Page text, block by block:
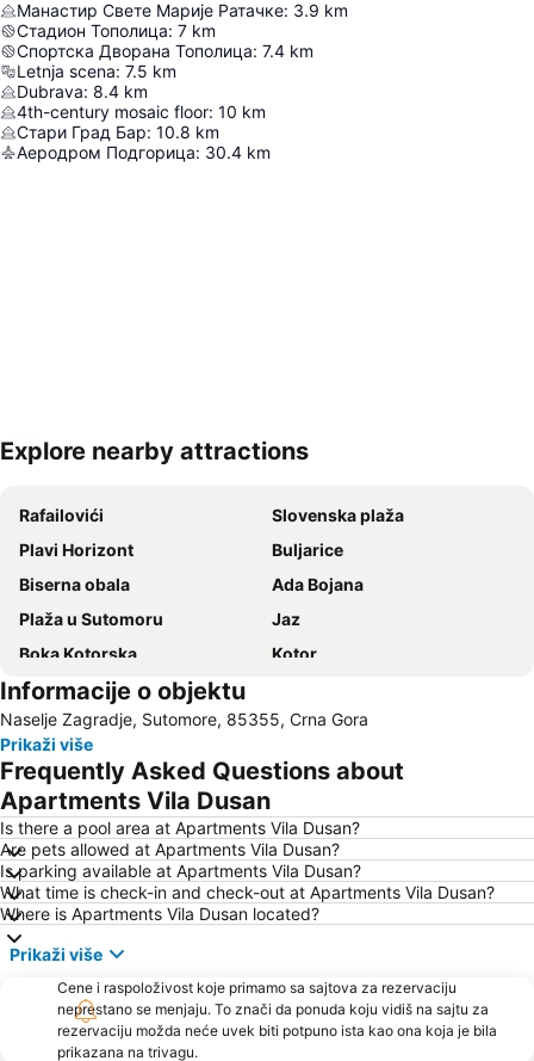
Манастир Свете Марије Ратачке: 3.9 km
Стадион Тополица: 7 km
Спортска Дворана Тополица: 7.4 km
Letnja scena: 7.5 km
Dubrava: 8.4 km
4th-century mosaic floor: 10 km
Стари Град Бар: 10.8 km
Аеродром Подгорица: 30.4 km
Explore nearby attractions
Rafailovići
Slovenska plaža
Plavi Horizont
Buljarice
Biserna obala
Ada Bojana
Plaža u Sutomoru
Jaz
Boka Kotorska
Kotor
Ženska plaža
Seljanovo
Lučice
Kraljičina plaža
Stari grad Budva
Pržno
Porto Montenegro
Žanjice
Buljarica
Gradska plaža
Ostrvo cveća
Tivat
Crvena plaža
Waikiki
Miami Beach
Kamenovo
Kopakabana
Kraljičina plaža
Izletište Rose
Informacije o objektu
Naselje Zagradje, Sutomore, 85355, Crna Gora
Prikaži više
Frequently Asked Questions about
Apartments Vila Dusan
Is there a pool area at Apartments Vila Dusan?
Are pets allowed at Apartments Vila Dusan?
Is parking available at Apartments Vila Dusan?
What time is check-in and check-out at Apartments Vila Dusan?
Where is Apartments Vila Dusan located?
Prikaži više
Cene i raspoloživost koje primamo sa sajtova za rezervaciju
neprestano se menjaju. To znači da ponuda koju vidiš na sajtu za
rezervaciju možda neće uvek biti potpuno ista kao ona koja je bila
prikazana na trivagu.